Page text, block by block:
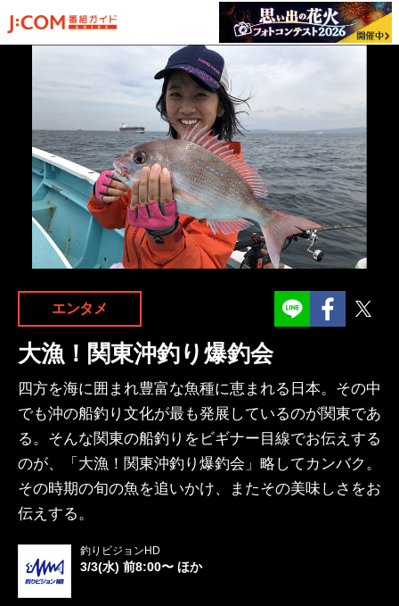
エンタメ
大漁！関東沖釣り爆釣会
四方を海に囲まれ豊富な魚種に恵まれる日本。その中
でも沖の船釣り文化が最も発展しているのが関東であ
る。そんな関東の船釣りをビギナー目線でお伝えする
のが、「大漁！関東沖釣り爆釣会」略してカンバク。
その時期の旬の魚を追いかけ、またその美味しさをお
伝えする。
釣りビジョンHD
3/3(水) 前8:00〜 ほか